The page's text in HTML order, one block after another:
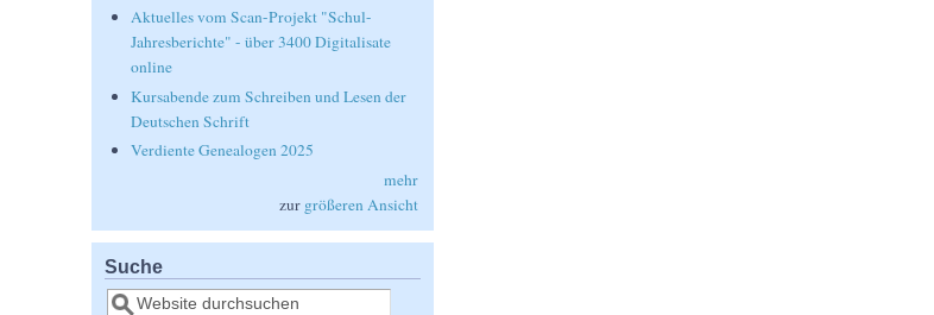
Aktuelles vom Scan-Projekt "Schul-
Jahresberichte" - über 3400 Digitalisate
online
Kursabende zum Schreiben und Lesen der
Deutschen Schrift
Verdiente Genealogen 2025
mehr
zur größeren Ansicht
Suche
Suche